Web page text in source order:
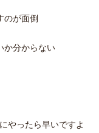
のが面倒
か分からない
やったら早いですよ